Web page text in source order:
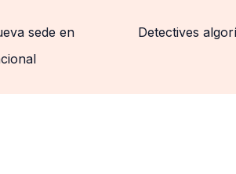
sede en
Detectives